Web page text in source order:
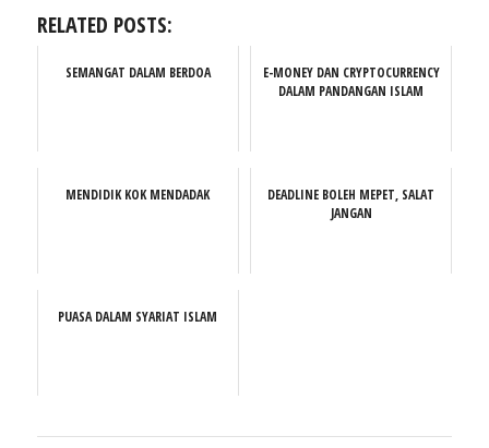
RELATED POSTS:
SEMANGAT DALAM BERDOA
E-MONEY DAN CRYPTOCURRENCY
DALAM PANDANGAN ISLAM
MENDIDIK KOK MENDADAK
DEADLINE BOLEH MEPET, SALAT
JANGAN
PUASA DALAM SYARIAT ISLAM